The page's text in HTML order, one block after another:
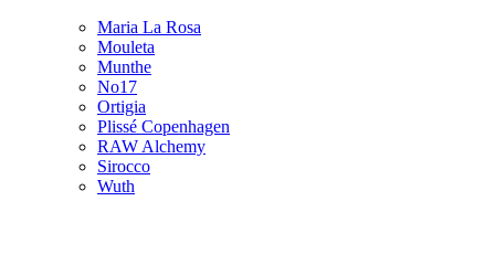
Maria La Rosa
Mouleta
Munthe
No17
Ortigia
Plissé Copenhagen
RAW Alchemy
Sirocco
Wuth